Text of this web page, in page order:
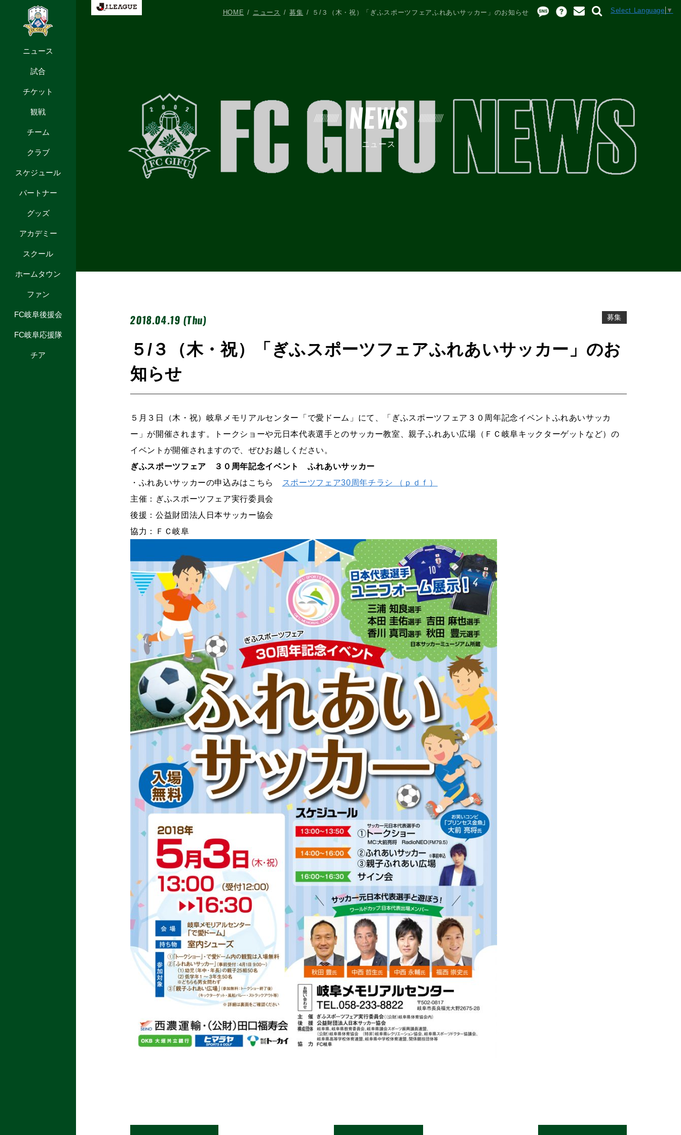
ニュース
試合
チケット
観戦
チーム
クラブ
スケジュール
パートナー
グッズ
アカデミー
スクール
ホームタウン
ファン
FC岐阜後援会
FC岐阜応援隊
チア
Select Language ▼
NEWS
ニュース
HOME ニュース 募集 ５/３（木・祝）「ぎふスポーツフェアふれあいサッカー」のお知らせ
2018.04.19 (Thu) 募集
５/３（木・祝）「ぎふスポーツフェアふれあいサッカー」のお
知らせ
５月３日（木・祝）岐阜メモリアルセンター「で愛ドーム」にて、「ぎふスポーツフェア３０周年記念イベントふれあいサッカ
ー」が開催されます。トークショーや元日本代表選手とのサッカー教室、親子ふれあい広場（ＦＣ岐阜キックターゲットなど）の
イベントが開催されますので、ぜひお越しください。
ぎふスポーツフェア ３０周年記念イベント ふれあいサッカー
・ふれあいサッカーの申込みはこちら
スポーツフェア30周年チラシ （ｐｄｆ）
主催：ぎふスポーツフェア実行委員会
後援：公益財団法人日本サッカー協会
協力：ＦＣ岐阜